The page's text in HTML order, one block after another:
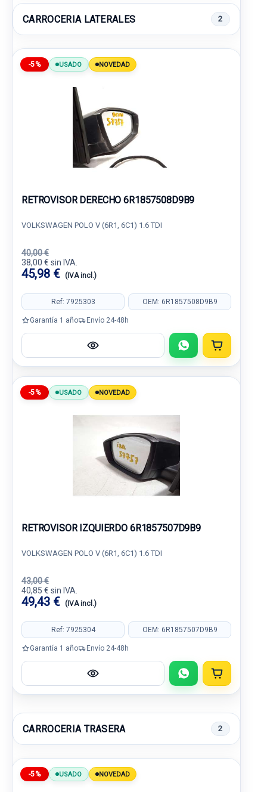
CARROCERIA LATERALES 2
-5% USADO NOVEDAD
RETROVISOR DERECHO 6R1857508D9B9
VOLKSWAGEN POLO V (6R1, 6C1) 1.6 TDI
40,00 €
38,00 € sin IVA.
45,98 € (IVA incl.)
Ref: 7925303 OEM: 6R1857508D9B9
Garantía 1 año Envío 24-48h
-5% USADO NOVEDAD
RETROVISOR IZQUIERDO 6R1857507D9B9
VOLKSWAGEN POLO V (6R1, 6C1) 1.6 TDI
43,00 €
40,85 € sin IVA.
49,43 € (IVA incl.)
Ref: 7925304 OEM: 6R1857507D9B9
Garantía 1 año Envío 24-48h
CARROCERIA TRASERA 2
-5% USADO NOVEDAD